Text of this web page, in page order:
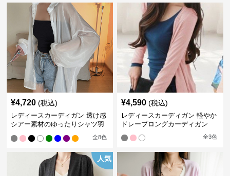
¥4,720 (税込)
レディースカーディガン 透け感
シアー素材のゆったりシャツ羽
全8色
¥4,590 (税込)
レディースカーディガン 軽やか
ドレープロングカーディガン
全3色
人気